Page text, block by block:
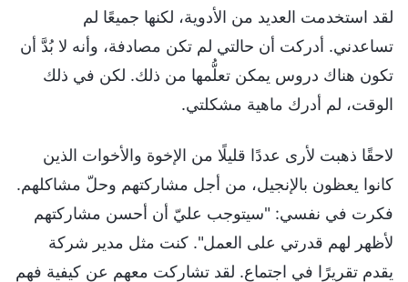
لقد استخدمت العديد من الأدوية، لكنها جميعًا لم
تساعدني. أدركت أن حالتي لم تكن مصادفة، وأنه لا بُدَّ أن
تكون هناك دروس يمكن تعلُّمها من ذلك. لكن في ذلك
الوقت، لم أدرك ماهية مشكلتي.
لاحقًا ذهبت لأرى عددًا قليلًا من الإخوة والأخوات الذين
كانوا يعظون بالإنجيل، من أجل مشاركتهم وحلّ مشاكلهم.
فكرت في نفسي: "سيتوجب عليّ أن أحسن مشاركتهم
لأظهر لهم قدرتي على العمل". كنت مثل مدير شركة
يقدم تقريرًا في اجتماع. لقد تشاركت معهم عن كيفية فهم